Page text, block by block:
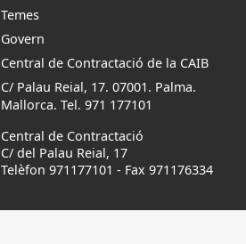
Temes
Govern
Central de Contractació de la CAIB
C/ Palau Reial, 17. 07001. Palma.
Mallorca. Tel. 971 177101
Central de Contractació
C/ del Palau Reial, 17
Telèfon 971177101 - Fax 971176334